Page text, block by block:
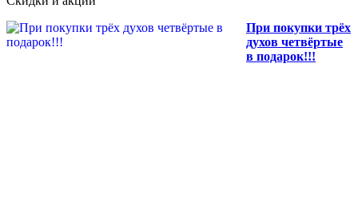
При покупки трёх
духов четвёртые
в подарок!!!